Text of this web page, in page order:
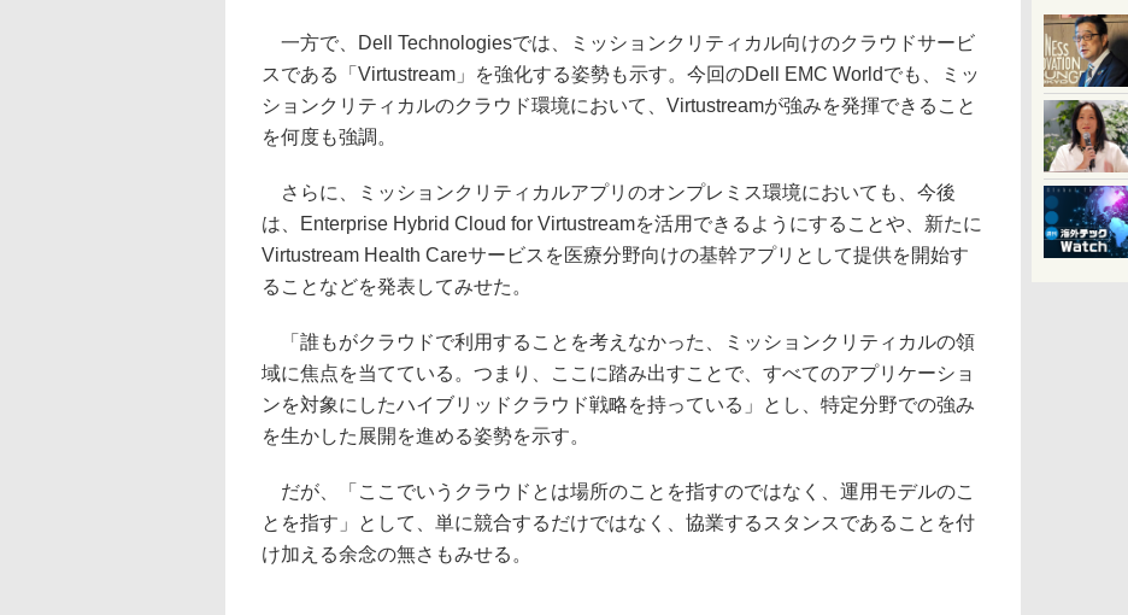
一方で、Dell Technologiesでは、ミッションクリティカル向けのクラウドサービ
スである「Virtustream」を強化する姿勢も示す。今回のDell EMC Worldでも、ミッ
ションクリティカルのクラウド環境において、Virtustreamが強みを発揮できること
を何度も強調。
さらに、ミッションクリティカルアプリのオンプレミス環境においても、今後
は、Enterprise Hybrid Cloud for Virtustreamを活用できるようにすることや、新たに
Virtustream Health Careサービスを医療分野向けの基幹アプリとして提供を開始す
ることなどを発表してみせた。
「誰もがクラウドで利用することを考えなかった、ミッションクリティカルの領
域に焦点を当てている。つまり、ここに踏み出すことで、すべてのアプリケーショ
ンを対象にしたハイブリッドクラウド戦略を持っている」とし、特定分野での強み
を生かした展開を進める姿勢を示す。
だが、「ここでいうクラウドとは場所のことを指すのではなく、運用モデルのこ
とを指す」として、単に競合するだけではなく、協業するスタンスであることを付
け加える余念の無さもみせる。